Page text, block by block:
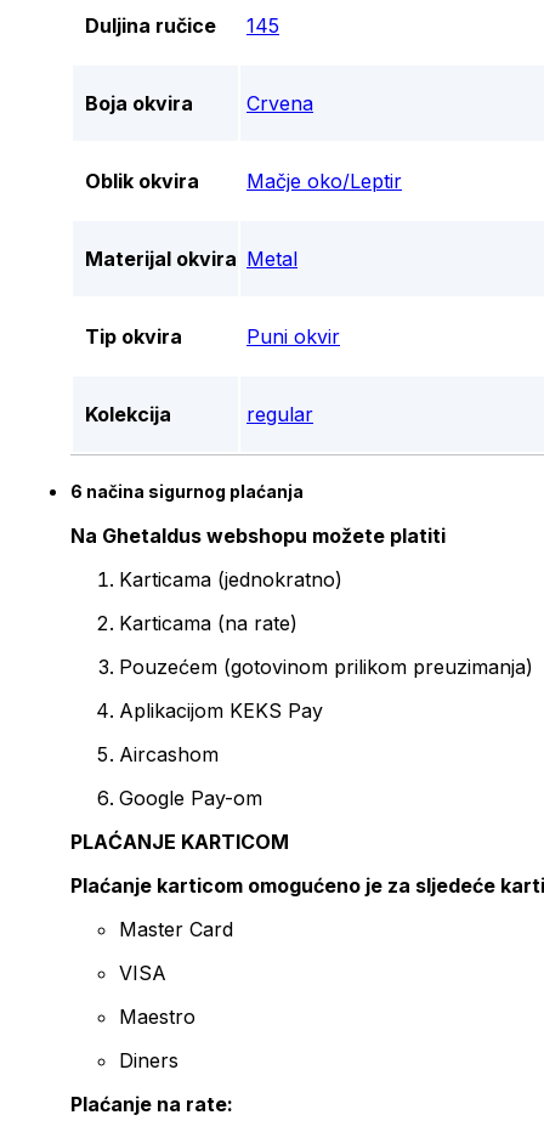
Duljina ručice 145
Boja okvira Crvena
Oblik okvira Mačje oko/Leptir
Materijal okvira Metal
Tip okvira Puni okvir
Kolekcija regular
6 načina sigurnog plaćanja
Na Ghetaldus webshopu možete platiti
Karticama (jednokratno)
Karticama (na rate)
Pouzećem (gotovinom prilikom preuzimanja)
Aplikacijom KEKS Pay
Aircashom
Google Pay-om
PLAĆANJE KARTICOM
Plaćanje karticom omogućeno je za sljedeće
Master Card
VISA
Maestro
Diners
Plaćanje na rate: